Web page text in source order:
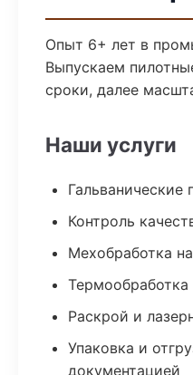
Опыт 6+ лет в
Выпускаем
сроки, далее
Наши услуги
Гальванические
Контроль
Мехобработка
Раскрой и
Упаковка и
документацией